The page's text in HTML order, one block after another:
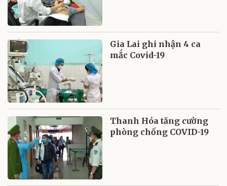
Gia Lai ghi nhận 4 ca
mắc Covid-19
Thanh Hóa tăng cường
phòng chống COVID-19